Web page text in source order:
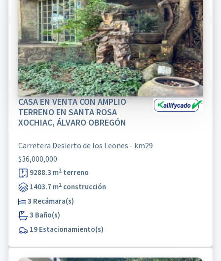
CASA EN VENTA CON AMPLIO
TERRENO EN SANTA ROSA
XOCHIAC, ÁLVARO OBREGÓN
Carretera Desierto de los Leones - km29
$36,000,000
9288.3 m2 terreno
1403.7 m2 construcción
3 Recámara(s)
3 Baño(s)
19 Estacionamiento(s)